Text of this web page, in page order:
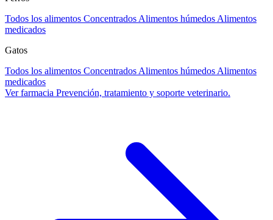
Todos los alimentos Concentrados Alimentos húmedos Alimentos
medicados
Gatos
Todos los alimentos Concentrados Alimentos húmedos Alimentos
medicados
Ver farmacia Prevención, tratamiento y soporte veterinario.